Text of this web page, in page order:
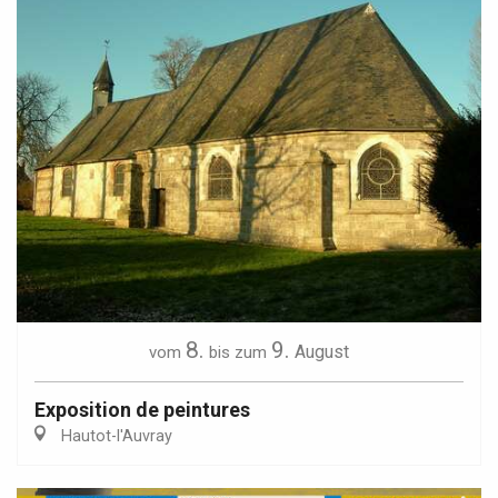
vom 8. bis zum 9. August
Exposition de peintures
Hautot-l'Auvray